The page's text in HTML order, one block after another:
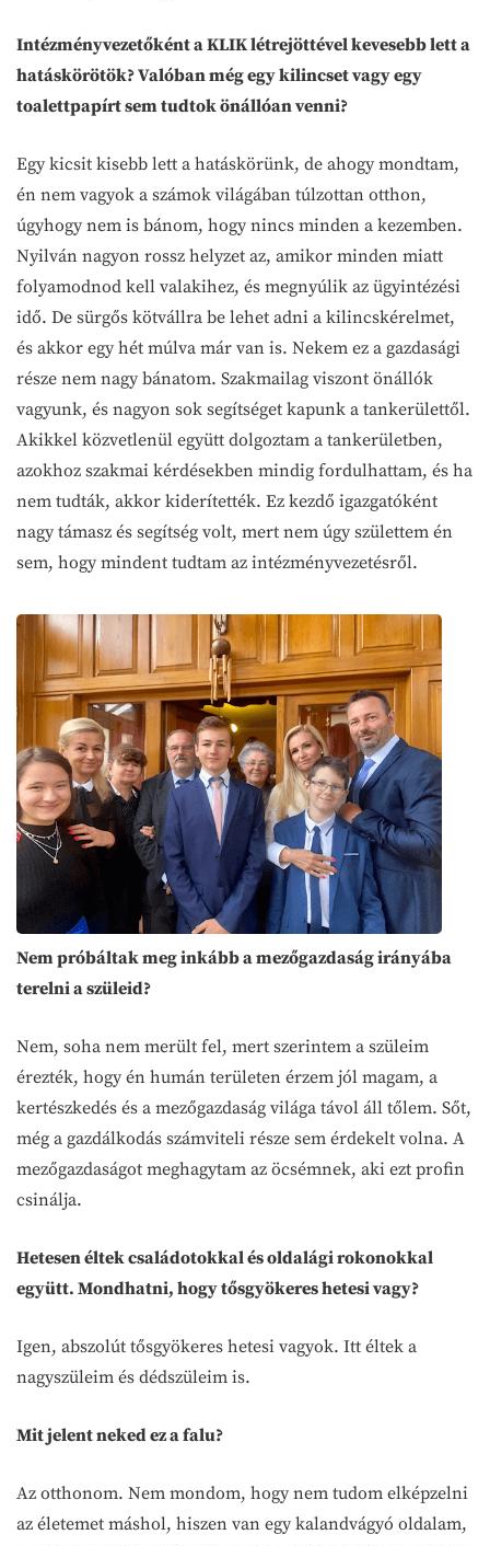
Intézményvezetőként a KLIK létrejöttével kevesebb lett a
hatáskörötök? Valóban még egy kilincset vagy egy
toalettpapírt sem tudtok önállóan venni?
Egy kicsit kisebb lett a hatáskörünk, de ahogy mondtam,
én nem vagyok a számok világában túlzottan otthon,
úgyhogy nem is bánom, hogy nincs minden a kezemben.
Nyilván nagyon rossz helyzet az, amikor minden miatt
folyamodnod kell valakihez, és megnyúlik az ügyintézési
idő. De sürgős kötvállra be lehet adni a kilincskérelmet,
és akkor egy hét múlva már van is. Nekem ez a gazdasági
része nem nagy bánatom. Szakmailag viszont önállók
vagyunk, és nagyon sok segítséget kapunk a tankerülettől.
Akikkel közvetlenül együtt dolgoztam a tankerületben,
azokhoz szakmai kérdésekben mindig fordulhattam, és ha
nem tudták, akkor kiderítették. Ez kezdő igazgatóként
nagy támasz és segítség volt, mert nem úgy születtem én
sem, hogy mindent tudtam az intézményvezetésről.
Nem próbáltak meg inkább a mezőgazdaság irányába
terelni a szüleid?
Nem, soha nem merült fel, mert szerintem a szüleim
érezték, hogy én humán területen érzem jól magam, a
kertészkedés és a mezőgazdaság világa távol áll tőlem. Sőt,
még a gazdálkodás számviteli része sem érdekelt volna. A
mezőgazdaságot meghagytam az öcsémnek, aki ezt profin
csinálja.
Hetesen éltek családotokkal és oldalági rokonokkal
együtt. Mondhatni, hogy tősgyökeres hetesi vagy?
Igen, abszolút tősgyökeres hetesi vagyok. Itt éltek a
nagyszüleim és dédszüleim is.
Mit jelent neked ez a falu?
Az otthonom. Nem mondom, hogy nem tudom elképzelni
az életemet máshol, hiszen van egy kalandvágyó oldalam,